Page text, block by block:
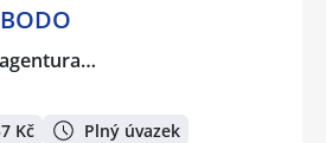
Kč Plný úvazek